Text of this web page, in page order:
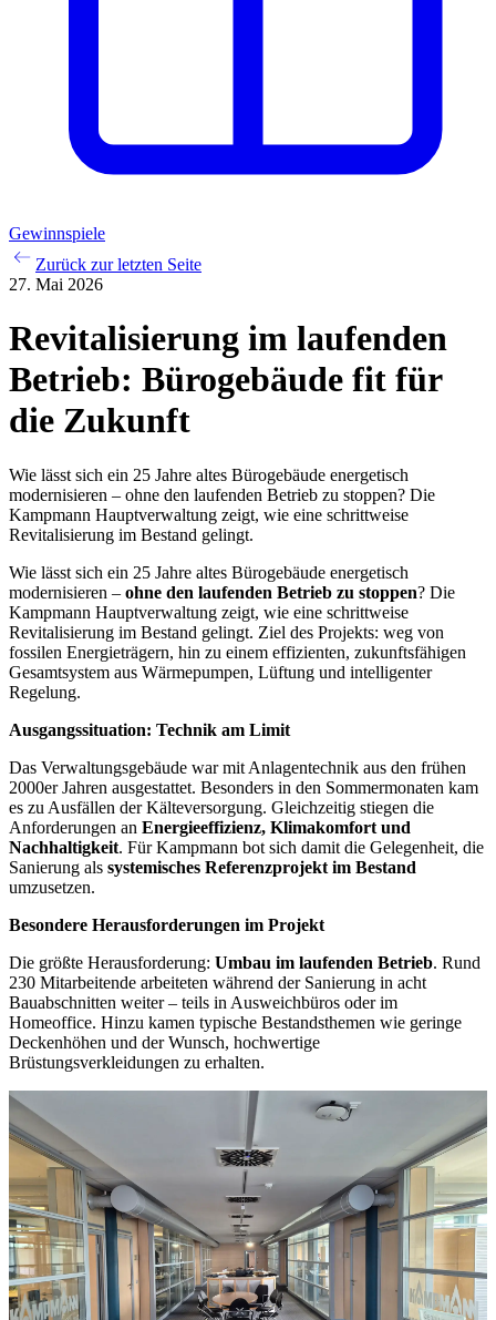
Gewinnspiele
Zurück zur letzten Seite
27. Mai 2026
Revitalisierung im laufenden
Betrieb: Bürogebäude fit für
die Zukunft
Wie lässt sich ein 25 Jahre altes Bürogebäude energetisch
modernisieren – ohne den laufenden Betrieb zu stoppen? Die
Kampmann Hauptverwaltung zeigt, wie eine schrittweise
Revitalisierung im Bestand gelingt.
Wie lässt sich ein 25 Jahre altes Bürogebäude energetisch
modernisieren – ohne den laufenden Betrieb zu stoppen? Die
Kampmann Hauptverwaltung zeigt, wie eine schrittweise
Revitalisierung im Bestand gelingt. Ziel des Projekts: weg von
fossilen Energieträgern, hin zu einem effizienten, zukunftsfähigen
Gesamtsystem aus Wärmepumpen, Lüftung und intelligenter
Regelung.
Ausgangssituation: Technik am Limit
Das Verwaltungsgebäude war mit Anlagentechnik aus den frühen
2000er Jahren ausgestattet. Besonders in den Sommermonaten kam
es zu Ausfällen der Kälteversorgung. Gleichzeitig stiegen die
Anforderungen an Energieeffizienz, Klimakomfort und
Nachhaltigkeit. Für Kampmann bot sich damit die Gelegenheit, die
Sanierung als systemisches Referenzprojekt im Bestand
umzusetzen.
Besondere Herausforderungen im Projekt
Die größte Herausforderung: Umbau im laufenden Betrieb. Rund
230 Mitarbeitende arbeiteten während der Sanierung in acht
Bauabschnitten weiter – teils in Ausweichbüros oder im
Homeoffice. Hinzu kamen typische Bestandsthemen wie geringe
Deckenhöhen und der Wunsch, hochwertige
Brüstungsverkleidungen zu erhalten.